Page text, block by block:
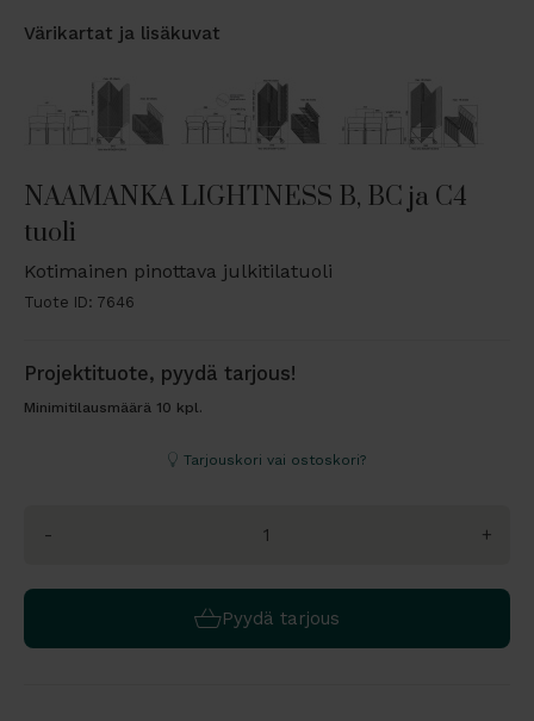
Värikartat ja lisäkuvat
NAAMANKA LIGHTNESS B, BC ja C4
tuoli
Kotimainen pinottava julkitilatuoli
Tuote ID: 7646
Projektituote, pyydä tarjous!
Minimitilausmäärä 10 kpl.
Tarjouskori vai ostoskori?
- +
Pyydä tarjous